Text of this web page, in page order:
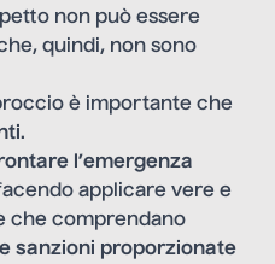
non può essere
quindi, non sono
è importante che
.
l’emergenza
applicare vere e
che comprendano
sanzioni proporzionate